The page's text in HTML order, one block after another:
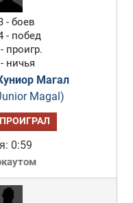
- боев
- побед
проигр.
ничья
Магал
Magal)
ПРОИГРАЛ
0:59